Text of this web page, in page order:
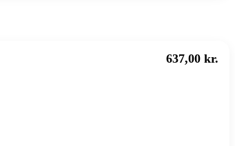
637,00 kr.